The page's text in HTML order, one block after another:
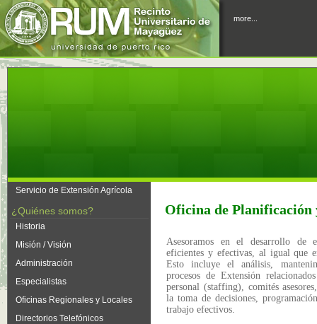
more...
Servicio de Extensión Agrícola
¿Quiénes somos?
Historia
Misión / Visión
Administración
Especialistas
Oficinas Regionales y Locales
Directorios Telefónicos
Oficina de Planificación
Asesoramos en el desarrollo de
eficientes y efectivas, al igual que
Esto incluye el análisis,
procesos de Extensión
personal (staffing), comités
la toma de decisiones,
trabajo efectivos.